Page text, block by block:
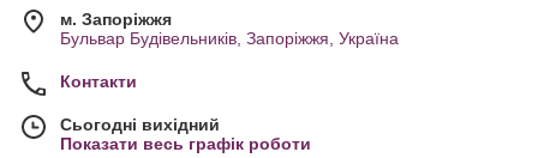
м. Запоріжжя
Бульвар Будівельників, Запоріжжя, Україна
Контакти
Сьогодні вихідний
Показати весь графік роботи